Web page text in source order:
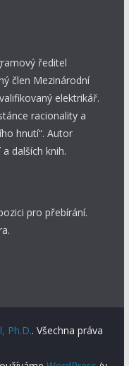
ředitel
člen Mezinárodní
elektrikář.
racionality a
hnutí“. Autor
a dalších knih.
pro přebírání.
Ph.D.. Všechna práva